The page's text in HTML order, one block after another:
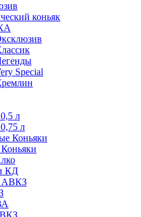
коньяк
Speсial
л
л
Коньяки
КД
АВКЗ